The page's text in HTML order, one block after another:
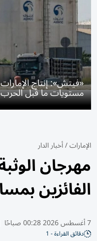
«فيتش»: إنتاج
مستويات ما قبل الحرب
الإمارات/أخبار الدار
مهرجان
الفائزين
7 أغسطس 2026 00:28 صباحًا
دقائق القراءة - 1